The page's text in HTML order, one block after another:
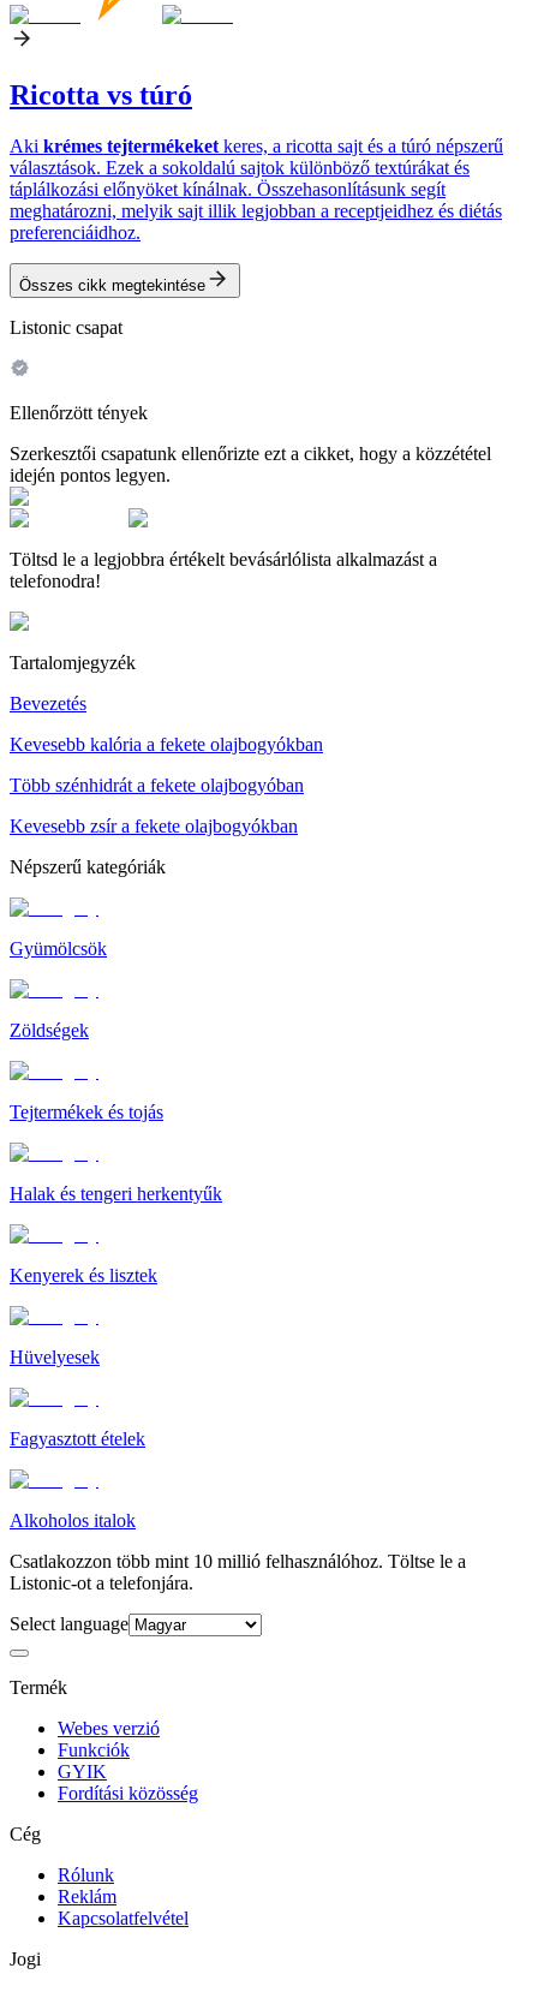
Ricotta vs túró
Aki krémes tejtermékeket keres, a ricotta sajt és a túró népszerű
választások. Ezek a sokoldalú sajtok különböző textúrákat és
táplálkozási előnyöket kínálnak. Összehasonlításunk segít
meghatározni, melyik sajt illik legjobban a receptjeidhez és diétás
preferenciáidhoz.
Összes cikk megtekintése
Listonic csapat
Ellenőrzött tények
Szerkesztői csapatunk ellenőrizte ezt a cikket, hogy a közzététel
idején pontos legyen.
Töltsd le a legjobbra értékelt bevásárlólista alkalmazást a
telefonodra!
Tartalomjegyzék
Bevezetés
Kevesebb kalória a fekete olajbogyókban
Több szénhidrát a fekete olajbogyóban
Kevesebb zsír a fekete olajbogyókban
Népszerű kategóriák
Gyümölcsök
Zöldségek
Tejtermékek és tojás
Halak és tengeri herkentyűk
Kenyerek és lisztek
Hüvelyesek
Fagyasztott ételek
Alkoholos italok
Csatlakozzon több mint 10 millió felhasználóhoz. Töltse le a
Listonic-ot a telefonjára.
Select language
Termék
Webes verzió
Funkciók
GYIK
Fordítási közösség
Cég
Rólunk
Reklám
Kapcsolatfelvétel
Jogi